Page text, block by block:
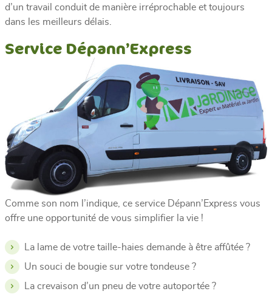
d’un travail conduit de manière irréprochable et toujours
dans les meilleurs délais.
Service Dépann’Express
Comme son nom l’indique, ce service Dépann’Express vous
offre une opportunité de vous simplifier la vie !
La lame de votre taille-haies demande à être affûtée ?
Un souci de bougie sur votre tondeuse ?
La crevaison d’un pneu de votre autoportée ?